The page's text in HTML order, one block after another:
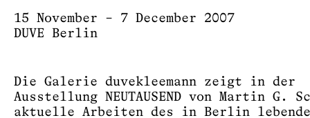
15 November – 7 December 2007
DUVE Berlin
Die Galerie duvekleemann zeigt in der
Ausstellung NEUTAUSEND von Martin G.
aktuelle Arbeiten des in Berlin